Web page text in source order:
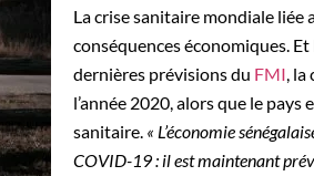
La crise sanitaire mondiale
conséquences économiques. Et
dernières prévisions du FMI ,
l’année 2020, alors que le
sanitaire. « L’économie
COVID-19 : il est maintenant